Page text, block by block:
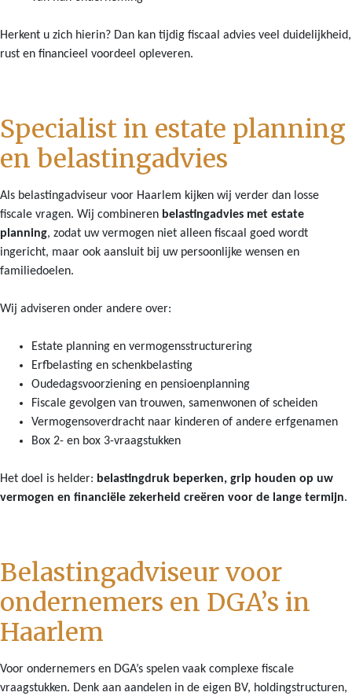
Herkent u zich hierin? Dan kan tijdig fiscaal advies veel duidelijkheid,
rust en financieel voordeel opleveren.
Specialist in estate planning
en belastingadvies
Als belastingadviseur voor Haarlem kijken wij verder dan losse
fiscale vragen. Wij combineren belastingadvies met estate
planning, zodat uw vermogen niet alleen fiscaal goed wordt
ingericht, maar ook aansluit bij uw persoonlijke wensen en
familiedoelen.
Wij adviseren onder andere over:
Estate planning en vermogensstructurering
Erfbelasting en schenkbelasting
Oudedagsvoorziening en pensioenplanning
Fiscale gevolgen van trouwen, samenwonen of scheiden
Vermogensoverdracht naar kinderen of andere erfgenamen
Box 2- en box 3-vraagstukken
Het doel is helder: belastingdruk beperken, grip houden op uw
vermogen en financiële zekerheid creëren voor de lange termijn.
Belastingadviseur voor
ondernemers en DGA’s in
Haarlem
Voor ondernemers en DGA’s spelen vaak complexe fiscale
vraagstukken. Denk aan aandelen in de eigen BV, holdingstructuren,